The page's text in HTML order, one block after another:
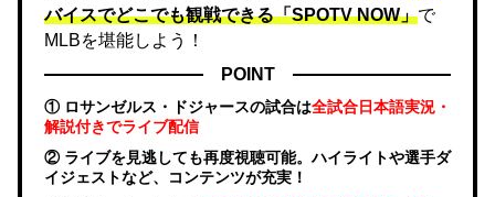
バイスでどこでも観戦できる「SPOTV NOW」で
MLBを堪能しよう！
POINT
① ロサンゼルス・ドジャースの試合は全試合日本語実況・
解説付きでライブ配信
② ライブを見逃しても再度視聴可能。ハイライトや選手ダ
イジェストなど、コンテンツが充実！